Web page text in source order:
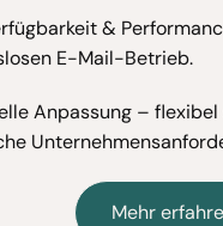
&
E-Mail-Betrieb.
Anpassung –
Mehr